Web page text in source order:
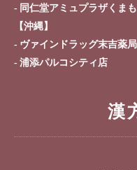
同仁堂アミュプラザくま
【沖縄】
ヴァインドラッグ末吉薬局
浦添パルコシティ店
漢